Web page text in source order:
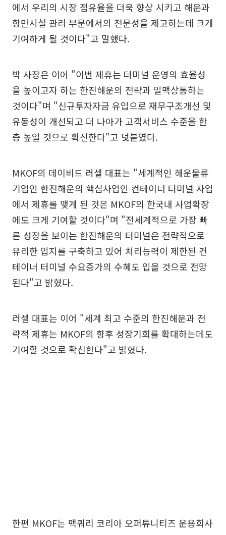
에서 우리의 시장 점유율을 더욱 향상 시키고 해운과
항만시설 관리 부문에서의 전문성을 제고하는데 크게
기여하게 될 것이다"고 말했다.
박 사장은 이어 "이번 제휴는 터미널 운영의 효율성
을 높이고자 하는 한진해운의 전략과 일맥상통하는
것이다"며 "신규투자자금 유입으로 재무구조개선 및
유동성이 개선되고 더 나아가 고객서비스 수준을 한
층 높일 것으로 확신한다"고 덧붙였다.
MKOF의 데이비드 러셀 대표는 "세계적인 해운물류
기업인 한진해운의 핵심사업인 컨테이너 터미널 사업
에서 제휴를 맺게 된 것은 MKOF의 한국내 사업확장
에도 크게 기여할 것이다"며 "전세계적으로 가장 빠
른 성장을 보이는 한진해운의 터미널은 전략적으로
유리한 입지를 구축하고 있어 처리능력이 제한된 컨
테이너 터미널 수요증가의 수혜도 입을 것으로 전망
된다"고 밝혔다.
러셀 대표는 이어 "세계 최고 수준의 한진해운과 전
략적 제휴는 MKOF의 향후 성장기회를 확대하는데도
기여할 것으로 확신한다"고 밝혔다.
한편 MKOF는 맥쿼리 코리아 오퍼튜니티즈 운용회사